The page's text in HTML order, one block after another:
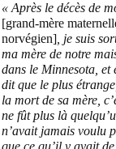
« Après le décès de
[grand-mère
norvégien] , je suis
ma mère de notre
dans le Minnesota, et
dit que le plus
la mort de sa mère,
ne fût plus là
n’avait jamais voulu
que ce qu’il y avait